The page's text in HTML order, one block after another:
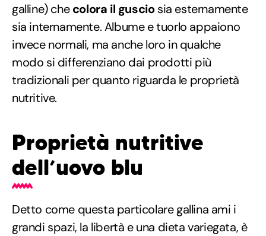
galline) checolora il gusciosia esternamente
sia internamente. Albume e tuorlo appaiono
invece normali, ma anche loro in qualche
modo si differenziano dai prodotti più
tradizionali per quanto riguarda le proprietà
nutritive.
Proprietà nutritive
dell’uovo blu
Detto come questa particolare gallina ami i
grandi spazi, la libertà e una dieta variegata, è